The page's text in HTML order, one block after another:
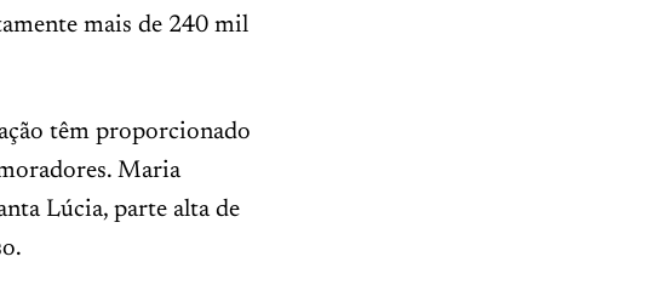
mais de 240 mil
têm proporcionado
Maria
Lúcia, parte alta de